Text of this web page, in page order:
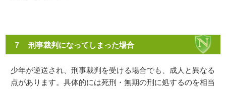
７ 刑事裁判になってしまった場合
少年が逆送され、刑事裁判を受ける場合でも、成人と異なる
点があります。具体的には死刑・無期の刑に処するのを相当